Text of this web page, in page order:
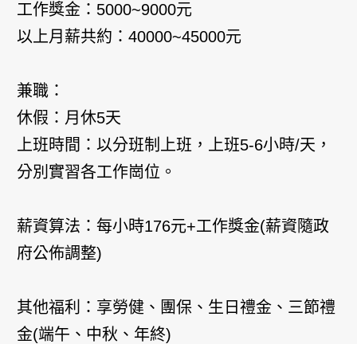
工作獎金：5000~9000元
以上月薪共約：40000~45000元
兼職：
休假：月休5天
上班時間：以分班制上班，上班5-6小時/天，
分別實習各工作崗位。
薪資算法：每小時176元+工作獎金(薪資隨政
府公佈調整)
其他福利：享勞健、團保、生日禮金、三節禮
金(端午、中秋、年終)